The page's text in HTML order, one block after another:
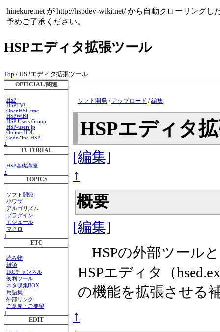
hinekure.net が http://hspdev-wiki.net/ から自動クローリング
予めご了承ください。
HSPエディタ拡張ツール
Top / HSPエディタ拡張ツール
OFFICIAL/関連
HSP
HSPTV!
OpenHSP-trac
HSPWiKi
HSP Users Group
HSP-users.jp
Online HDL
CodeZine-HSP
↑
TUTORIAL
HSP基礎講座
↑
TOPICS
ソフト開発
小ワザ
アルゴリズム
プラグイン
モジュール
マクロ
↑
ETC
読み物
雑談
IRCチャンネル
便利ツール
ネタ収集BOX
用語集
外部リンク
ご意見・ご要望
↑
EDIT
ソフト開発 / アップロード /編集
HSPエディタ
[編集]
↑
概要
[編集]
HSPの外部ツール
HSPエディタ（
の機能を拡張させる
↑